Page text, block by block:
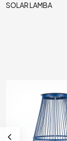
SOLAR LAMBA